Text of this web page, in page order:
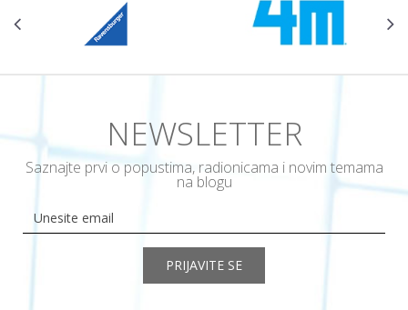
NEWSLETTER
Saznajte prvi o popustima, radionicama i novim temama
na blogu
PRIJAVITE SE